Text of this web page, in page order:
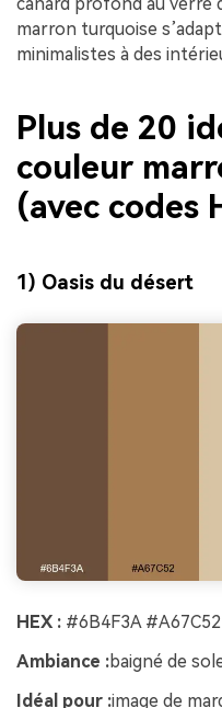
marron turquoise
minimalistes à des
Plus de 20
couleur
(avec codes
1) Oasis du désert
HEX : #6B4F3A
Ambiance :baigné de
Idéal pour :image de